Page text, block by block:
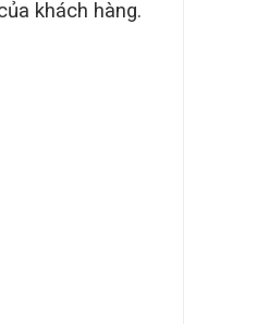
khách hàng.